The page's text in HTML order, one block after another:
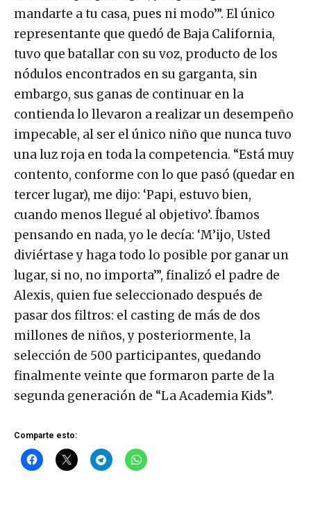
mandarte a tu casa, pues ni modo’”. El único
representante que quedó de Baja California,
tuvo que batallar con su voz, producto de los
nódulos encontrados en su garganta, sin
embargo, sus ganas de continuar en la
contienda lo llevaron a realizar un desempeño
impecable, al ser el único niño que nunca tuvo
una luz roja en toda la competencia. “Está muy
contento, conforme con lo que pasó (quedar en
tercer lugar), me dijo: ‘Papi, estuvo bien,
cuando menos llegué al objetivo’. Íbamos
pensando en nada, yo le decía: ‘M’ijo, Usted
diviértase y haga todo lo posible por ganar un
lugar, si no, no importa’”, finalizó el padre de
Alexis, quien fue seleccionado después de
pasar dos filtros: el casting de más de dos
millones de niños, y posteriormente, la
selección de 500 participantes, quedando
finalmente veinte que formaron parte de la
segunda generación de “La Academia Kids”.
Comparte esto: